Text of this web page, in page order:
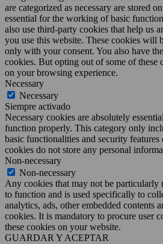
are categorized as necessary are stored
essential for the working of basic
also use third-party cookies that help us
you use this website. These cookies will
only with your consent. You also have
cookies. But opting out of some of these
on your browsing experience.
Necessary
Necessary
Siempre activado
Necessary cookies are absolutely
function properly. This category only
basic functionalities and security features
cookies do not store any personal
Non-necessary
Non-necessary
Any cookies that may not be particularly
to function and is used specifically to
analytics, ads, other embedded contents
cookies. It is mandatory to procure user
these cookies on your website.
GUARDAR Y ACEPTAR